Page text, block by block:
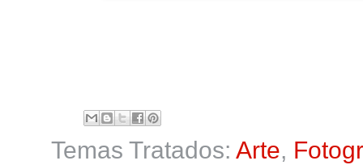
Temas Tratados: Arte,